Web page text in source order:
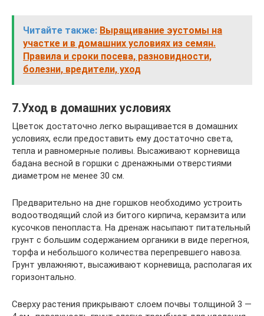
Читайте также: Выращивание эустомы на
участке и в домашних условиях из семян.
Правила и сроки посева, разновидности,
болезни, вредители, уход
7.Уход в домашних условиях
Цветок достаточно легко выращивается в домашних
условиях, если предоставить ему достаточно света,
тепла и равномерные поливы. Высаживают корневища
бадана весной в горшки с дренажными отверстиями
диаметром не менее 30 см.
Предварительно на дне горшков необходимо устроить
водоотводящий слой из битого кирпича, керамзита или
кусочков пенопласта. На дренаж насыпают питательный
грунт с большим содержанием органики в виде перегноя,
торфа и небольшого количества перепревшего навоза.
Грунт увлажняют, высаживают корневища, располагая их
горизонтально.
Сверху растения прикрывают слоем почвы толщиной 3 —